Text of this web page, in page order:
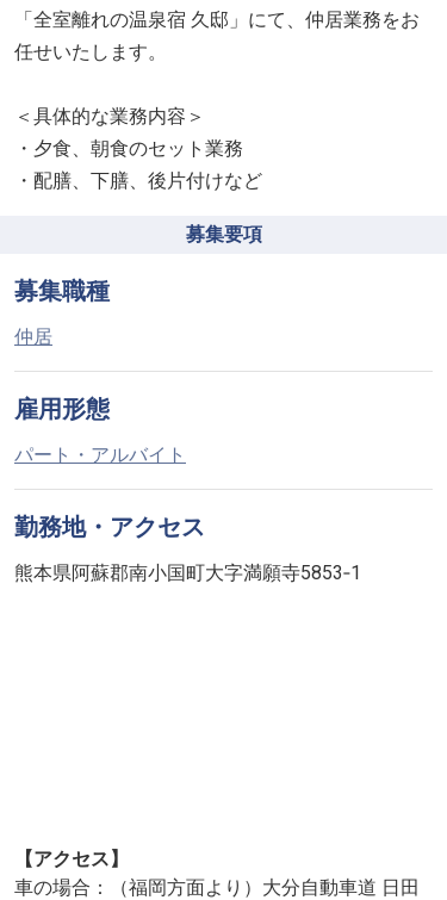
「全室離れの温泉宿 久邸」にて、仲居業務をお
任せいたします。
＜具体的な業務内容＞
・夕食、朝食のセット業務
・配膳、下膳、後片付けなど
募集要項
募集職種
仲居
雇用形態
パート・アルバイト
勤務地・アクセス
熊本県阿蘇郡南小国町大字満願寺5853‐1
【アクセス】
車の場合：（福岡方面より）大分自動車道 日田